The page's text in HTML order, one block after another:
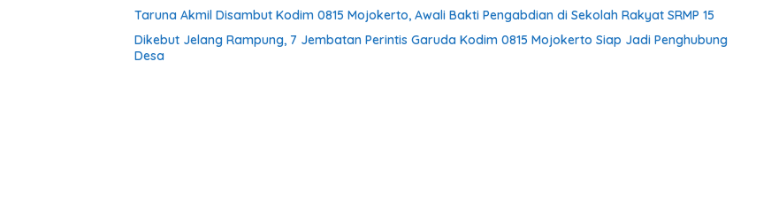
Taruna Akmil Disambut Kodim 0815 Mojokerto, Awali Bakti Pengabdian di Sekolah Rakyat SRMP 15
Dikebut Jelang Rampung, 7 Jembatan Perintis Garuda Kodim 0815 Mojokerto Siap Jadi Penghubung
Desa